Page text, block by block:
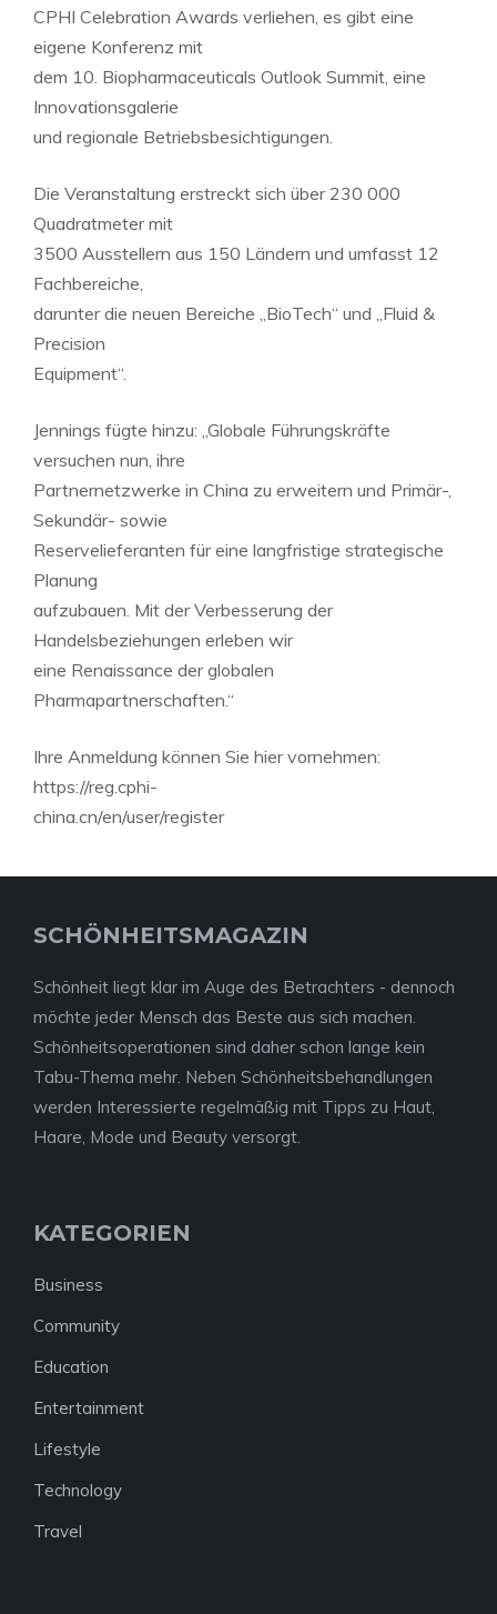
CPHI Celebration Awards verliehen, es gibt eine
eigene Konferenz mit
dem 10. Biopharmaceuticals Outlook Summit, eine
Innovationsgalerie
und regionale Betriebsbesichtigungen.
Die Veranstaltung erstreckt sich über 230 000
Quadratmeter mit
3500 Ausstellern aus 150 Ländern und umfasst 12
Fachbereiche,
darunter die neuen Bereiche „BioTech“ und „Fluid &
Precision
Equipment“.
Jennings fügte hinzu: „Globale Führungskräfte
versuchen nun, ihre
Partnernetzwerke in China zu erweitern und Primär-,
Sekundär- sowie
Reservelieferanten für eine langfristige strategische
Planung
aufzubauen. Mit der Verbesserung der
Handelsbeziehungen erleben wir
eine Renaissance der globalen
Pharmapartnerschaften.“
Ihre Anmeldung können Sie hier vornehmen:
https://reg.cphi-
china.cn/en/user/register
SCHÖNHEITSMAGAZIN
Schönheit liegt klar im Auge des Betrachters - dennoch
möchte jeder Mensch das Beste aus sich machen.
Schönheitsoperationen sind daher schon lange kein
Tabu-Thema mehr. Neben Schönheitsbehandlungen
werden Interessierte regelmäßig mit Tipps zu Haut,
Haare, Mode und Beauty versorgt.
KATEGORIEN
Business
Community
Education
Entertainment
Lifestyle
Technology
Travel